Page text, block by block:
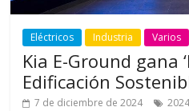
Eléctricos Industria Varios
Kia E-Ground gana
Edificación
7 de diciembre de 2024